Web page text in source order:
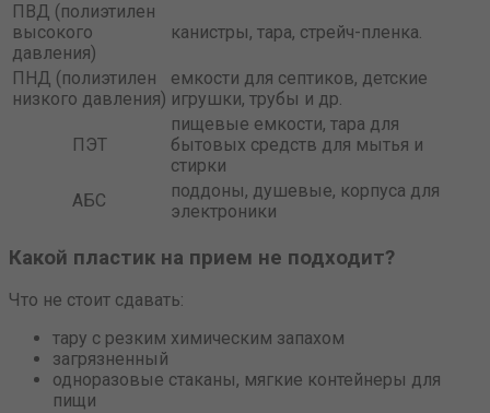
ПВД (полиэтилен
высокого
давления)
канистры, тара, стрейч-пленка.
ПНД (полиэтилен
низкого давления)
емкости для септиков, детские
игрушки, трубы и др.
ПЭТ
пищевые емкости, тара для
бытовых средств для мытья и
стирки
АБС
поддоны, душевые, корпуса для
электроники
Какой пластик на прием не подходит?
Что не стоит сдавать:
тару с резким химическим запахом
загрязненный
одноразовые стаканы, мягкие контейнеры для
пищи